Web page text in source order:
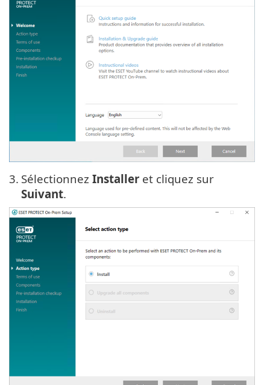
3. Sélectionnez Installer et cliquez sur
Suivant.